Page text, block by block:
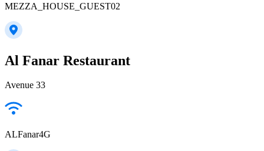
MEZZA_HOUSE_GUEST02
Al Fanar Restaurant
Avenue 33
ALFanar4G